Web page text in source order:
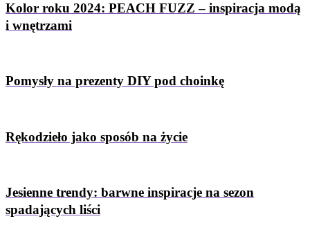
Kolor roku 2024: PEACH FUZZ – inspiracja modą
i wnętrzami
Pomysły na prezenty DIY pod choinkę
Rękodzieło jako sposób na życie
Jesienne trendy: barwne inspiracje na sezon
spadających liści